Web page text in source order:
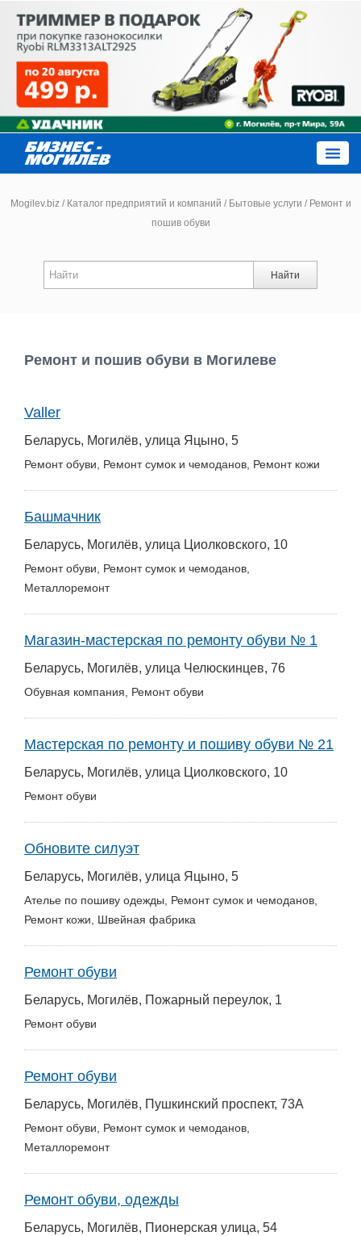
Новости
Афиша
Объявления
Погода
Курсы валют
Mogilev.biz / Каталог предприятий и компаний / Бытовые услуги /Ремонт и
пошив обуви
Найти
Ремонт и пошив обуви в Могилеве
Valler
Беларусь, Могилёв, улица Яцыно, 5
Ремонт обуви, Ремонт сумок и чемоданов, Ремонт кожи
Башмачник
Беларусь, Могилёв, улица Циолковского, 10
Ремонт обуви, Ремонт сумок и чемоданов,
Металлоремонт
Магазин-мастерская по ремонту обуви № 1
Беларусь, Могилёв, улица Челюскинцев, 76
Обувная компания, Ремонт обуви
Мастерская по ремонту и пошиву обуви № 21
Беларусь, Могилёв, улица Циолковского, 10
Ремонт обуви
Обновите силуэт
Беларусь, Могилёв, улица Яцыно, 5
Ателье по пошиву одежды, Ремонт сумок и чемоданов,
Ремонт кожи, Швейная фабрика
Ремонт обуви
Беларусь, Могилёв, Пожарный переулок, 1
Ремонт обуви
Ремонт обуви
Беларусь, Могилёв, Пушкинский проспект, 73А
Ремонт обуви, Ремонт сумок и чемоданов,
Металлоремонт
Ремонт обуви, одежды
Беларусь, Могилёв, Пионерская улица, 54